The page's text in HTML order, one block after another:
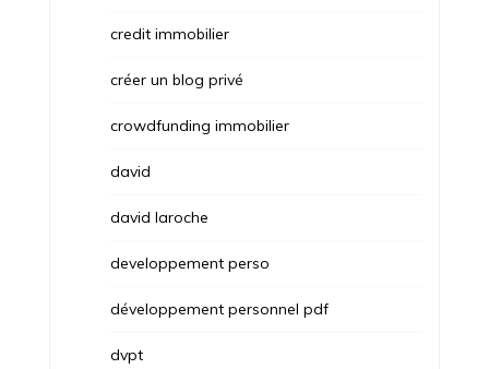
credit immobilier
créer un blog privé
crowdfunding immobilier
david
david laroche
developpement perso
développement personnel pdf
dvpt